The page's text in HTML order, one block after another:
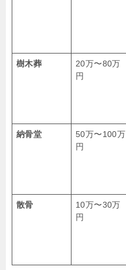
樹木葬
20万〜80万
円
納骨堂
50万〜100万
円
散骨
10万〜30万
円